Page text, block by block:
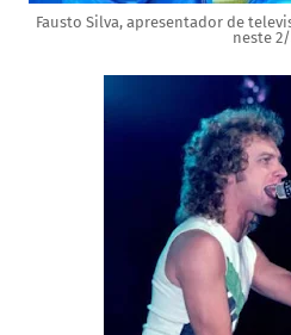
Fausto Silva, apresentador de
neste